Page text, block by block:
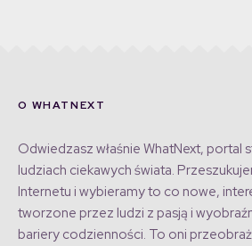
O WHATNEXT
Odwiedzasz właśnie WhatNext, portal
ludziach ciekawych świata.
Internetu i wybieramy to co nowe,
tworzone przez ludzi z pasją i
bariery codzienności. To oni